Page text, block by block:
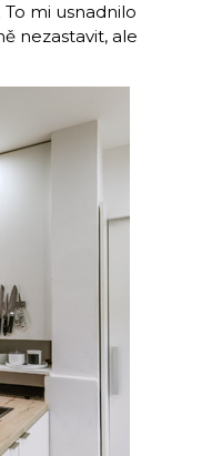
mi usnadnilo
nezastavit, ale